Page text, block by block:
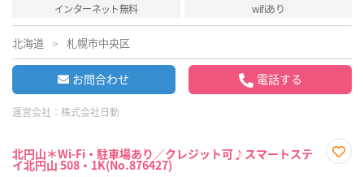
インターネット無料
wifiあり
北海道 札幌市中央区
お問合わせ 電話する
運営会社： 株式会社日動
北円山＊Wi-Fi・駐車場あり／クレジット可♪スマートステ
イ北円山 508・1K(No.876427)